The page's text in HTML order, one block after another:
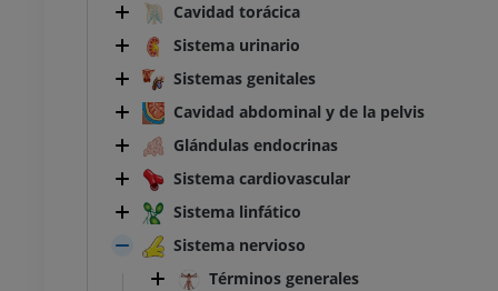
Cavidad torácica
Sistema urinario
Sistemas genitales
Cavidad abdominal y de la pelvis
Glándulas endocrinas
Sistema cardiovascular
Sistema linfático
Sistema nervioso
Términos generales